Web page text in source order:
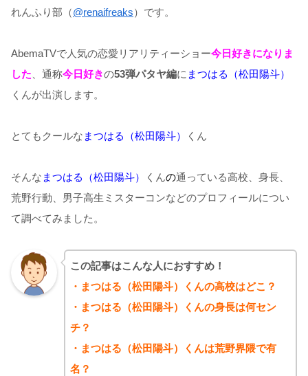
れんふり部（@renaifreaks）です。
AbemaTVで人気の恋愛リアリティーショー今日好きになりま
した 、通称今日好きの53弾パタヤ編に まつはる（松田陽斗）
くんが出演します。
とてもクールな まつはる（松田陽斗） くん
そんな まつはる（松田陽斗） くんの通っている高校、身長、
荒野行動、男子高生ミスターコンなどのプロフィールについ
て調べてみました。
この記事はこんな人におすすめ！
・まつはる（松田陽斗）くんの高校はどこ？
・まつはる（松田陽斗）くんの身長は何セン
チ？
・まつはる（松田陽斗）くんは荒野界隈で有
名？